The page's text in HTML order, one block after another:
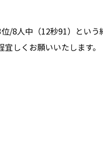
/8人中（12秒91）という
しくお願いいたします。